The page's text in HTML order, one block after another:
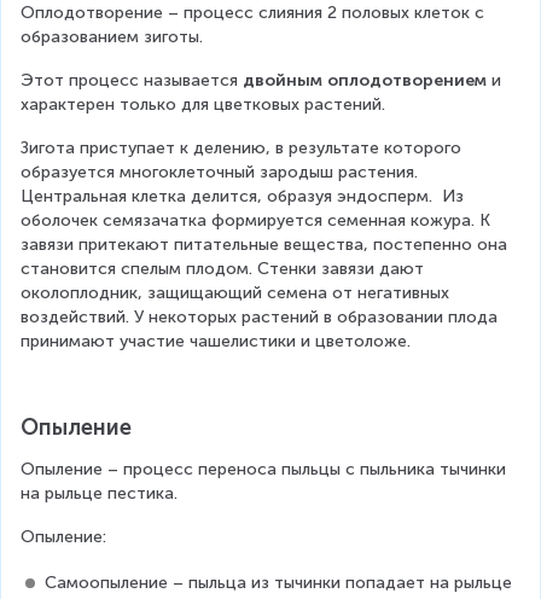
Оплодотворение – процесс слияния 2 половых клеток с
образованием зиготы.
Этот процесс называется двойным оплодотворением и
характерен только для цветковых растений.
Зигота приступает к делению, в результате которого
образуется многоклеточный зародыш растения.
Центральная клетка делится, образуя эндосперм.  Из
оболочек семязачатка формируется семенная кожура. К
завязи притекают питательные вещества, постепенно она
становится спелым плодом. Стенки завязи дают
околоплодник, защищающий семена от негативных
воздействий. У некоторых растений в образовании плода
принимают участие чашелистики и цветоложе.
Опыление
Опыление – процесс переноса пыльцы с пыльника тычинки
на рыльце пестика.
Опыление:
Самоопыление – пыльца из тычинки попадает на рыльце